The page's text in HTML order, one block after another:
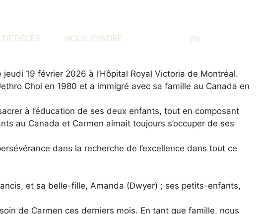
DE DÉCÈS NOUS JOINDRE EN
19 février 2026 à l’Hôpital Royal Victoria de Montréal.
Choi en 1980 et a immigré avec sa famille au Canada en
à l’éducation de ses deux enfants, tout en composant
au Canada et Carmen aimait toujours s’occuper de ses
dans la recherche de l’excellence dans tout ce
et sa belle-fille, Amanda (Dwyer) ; ses petits-enfants,
de Carmen ces derniers mois. En tant que famille, nous